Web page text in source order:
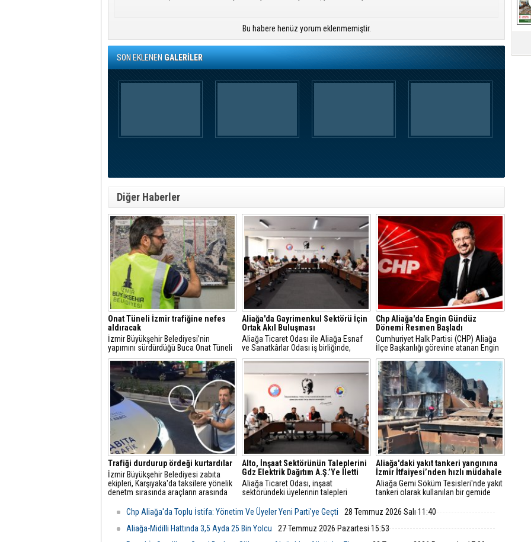
Bu habere henüz yorum eklenmemiştir.
SON EKLENENGALERİLER
Diğer Haberler
Onat Tüneli İzmir trafiğine nefes
aldıracak
İzmir Büyükşehir Belediyesi’nin
yapımını sürdürdüğü Buca Onat Tüneli
tamamlandığında, Buca ile Bornova
arasındaki ulaşım 45 dakikadan 10
dakikaya inecek.
Aliağa'da Gayrimenkul Sektörü İçin
Ortak Akıl Buluşması
Aliağa Ticaret Odası ile Aliağa Esnaf
ve Sanatkârlar Odası iş birliğinde,
ilçede faaliyet gösteren gayrimenkul
danışmanlarıyla sektörel istişare
toplantısı gerçekleştirildi.
Chp Aliağa'da Engin Gündüz
Dönemi Resmen Başladı
Cumhuriyet Halk Partisi (CHP) Aliağa
İlçe Başkanlığı görevine atanan Engin
Gündüz, sosyal medya hesabından
yaptığı açıklamayla yeni döneme ilişkin
mesajlar verdi.
Trafiği durdurup ördeği kurtardılar
İzmir Büyükşehir Belediyesi zabıta
ekipleri, Karşıyaka'da taksilere yönelik
denetm sırasında araçların arasında
trafiği durdurdu.
Alto, İnşaat Sektörünün Taleplerini
Gdz Elektrik Dağıtım A.Ş.’Ye İletti
Aliağa Ticaret Odası, inşaat
sektöründeki üyelerinin talepleri
yetkilileriyle toplantı düzenledi.
Görüşmede sayaç panosu ve enerji
odası düzenlemeleriyle ilgili yeni
Aliağa'daki yakıt tankeri yangınına
İzmir İtfaiyesi’nden hızlı müdahale
Aliağa Gemi Söküm Tesisleri'nde yakıt
tankeri olarak kullanılan bir gemide
Belediyesi İtfaiye Dairesi Başkanlığı
ulaştı.
Chp Aliağa'da Toplu İstifa: Yönetim Ve Üyeler Yeni Parti'ye Geçti
28 Temmuz 2026 Salı 11:40
Aliağa-Midilli Hattında 3,5 Ayda 25 Bin Yolcu
27 Temmuz 2026 Pazartesi 15:53